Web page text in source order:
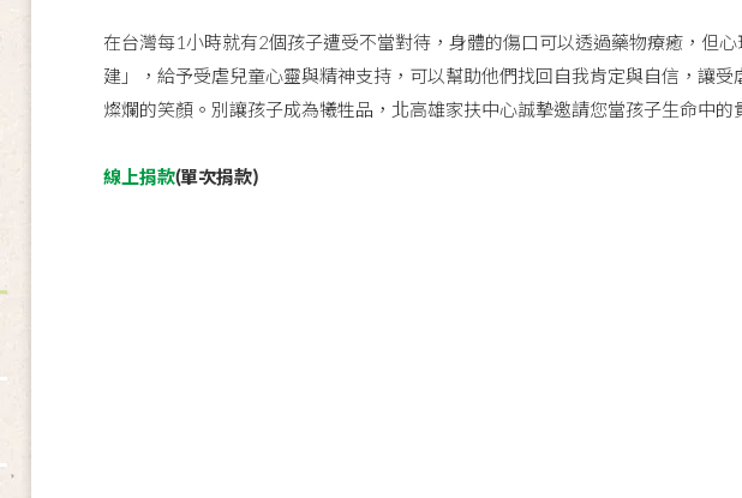
在台灣每1小時就有2個孩子遭受不當對待，身體的傷口可以透過藥物療癒，但
建」，給予受虐兒童心靈與精神支持，可以幫助他們找回自我肯定與自信，讓
燦爛的笑顏。別讓孩子成為犧牲品，北高雄家扶中心誠摯邀請您當孩子生命中的
線上捐款(單次捐款)